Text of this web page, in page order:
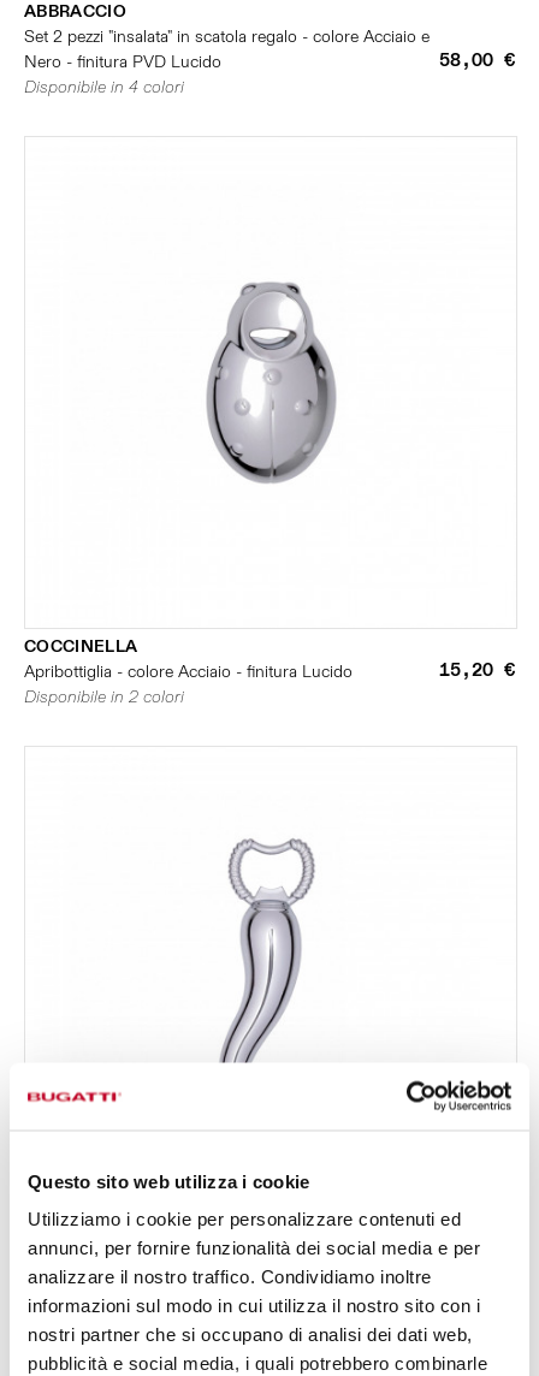
Questo sito web utilizza i cookie
Utilizziamo i cookie per personalizzare contenuti ed
annunci, per fornire funzionalità dei social media e per
analizzare il nostro traffico. Condividiamo inoltre
informazioni sul modo in cui utilizza il nostro sito con i
nostri partner che si occupano di analisi dei dati web,
pubblicità e social media, i quali potrebbero combinarle
ABBRACCIO
Set 2 pezzi "insalata" in scatola regalo - colore Acciaio e
Nero - finitura PVD Lucido
58,00 €
Disponibile in 4 colori
COCCINELLA
Apribottiglia - colore Acciaio - finitura Lucido
15,20 €
Disponibile in 2 colori
C-HORNETTO
Apribottiglia - colore Acciaio - finitura Lucido
Disponibile in 2 colori